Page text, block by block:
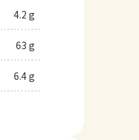
4.2 g
63 g
6.4 g